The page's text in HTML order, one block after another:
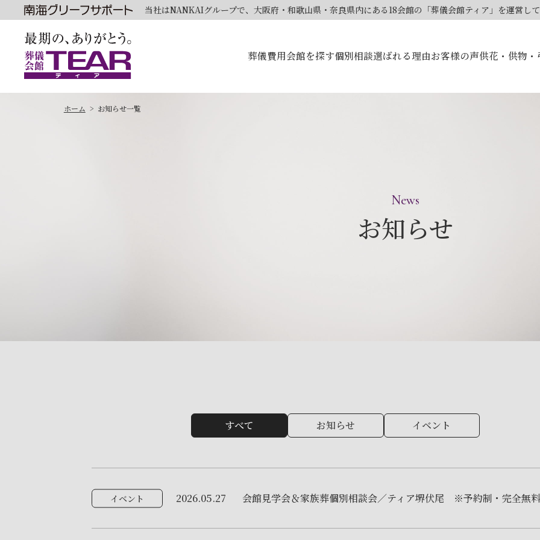
当社はNANKAIグループで、大阪府・和歌山県・奈良県内にある18会館の「葬儀会館ティア」を運営し
葬儀費用会館を探す個別相談選ばれる理由お客様の声供花・供物・
ホーム お知らせ一覧
News
お知らせ
すべて お知らせ イベント
イベント 2026.05.27 会館見学会＆家族葬個別相談会／ティア堺伏尾 ※予約制・完全無料